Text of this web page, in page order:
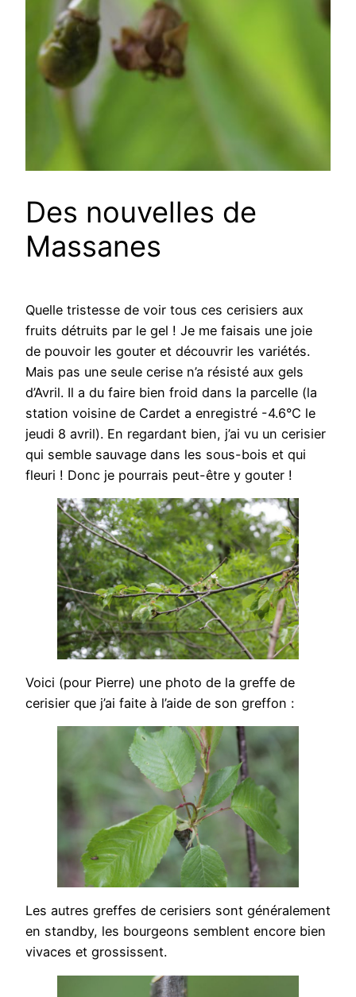
Des nouvelles de
Massanes
Quelle tristesse de voir tous ces cerisiers aux
fruits détruits par le gel ! Je me faisais une joie
de pouvoir les gouter et découvrir les variétés.
Mais pas une seule cerise n’a résisté aux gels
d’Avril. Il a du faire bien froid dans la parcelle (la
station voisine de Cardet a enregistré -4.6°C le
jeudi 8 avril). En regardant bien, j’ai vu un cerisier
qui semble sauvage dans les sous-bois et qui
fleuri ! Donc je pourrais peut-être y gouter !
Voici (pour Pierre) une photo de la greffe de
cerisier que j’ai faite à l’aide de son greffon :
Les autres greffes de cerisiers sont généralement
en standby, les bourgeons semblent encore bien
vivaces et grossissent.